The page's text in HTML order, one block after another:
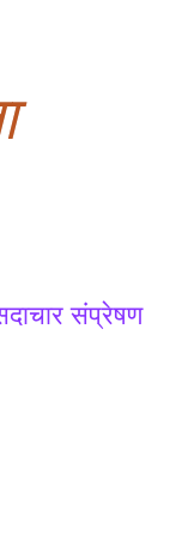
संप्रेषण